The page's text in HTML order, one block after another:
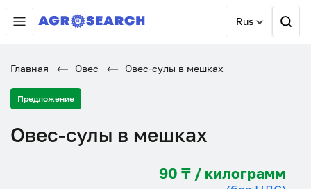
Rus
Главная Овес Овес-сулы в мешках
Предложение
Овес-сулы в мешках
90 ₸ / килограмм